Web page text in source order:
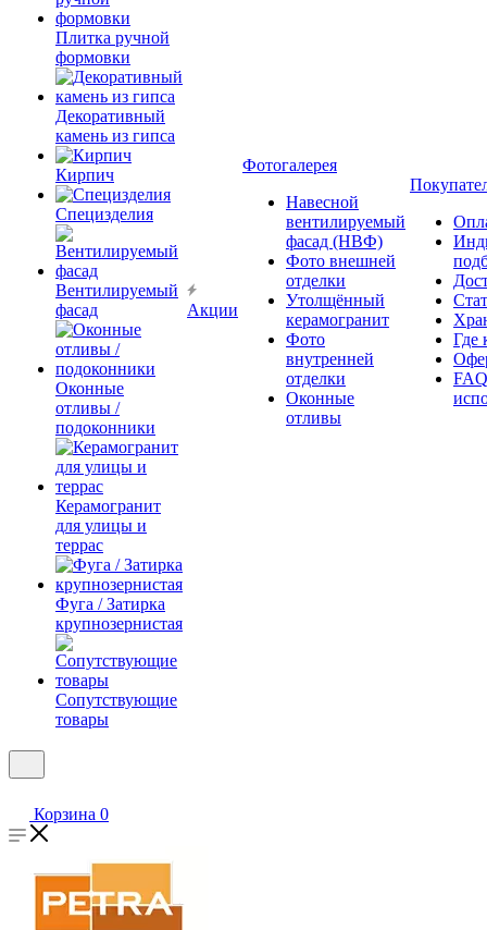
Плитка ручной
формовки
Декоративный
камень из гипса
Кирпич
Специзделия
Вентилируемый
фасад
Оконные
отливы /
подоконники
Керамогранит
для улицы и
террас
Фуга / Затирка
крупнозернистая
Сопутствующие
товары
Акции
Фотогалерея
Навесной
вентилируемый
фасад (НВФ)
Фото внешней
отделки
Утолщённый
керамогранит
Фото
внутренней
отделки
Оконные
отливы
Где
Корзина 0